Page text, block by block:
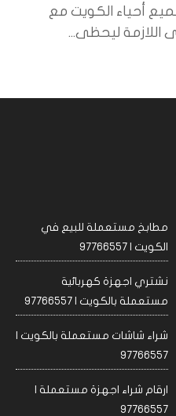
أحياء الكويت مع
اللازمة ليحظى...
مطابخ مستعملة للبيع في
الكويت | 97766557
نشتري اجهزة كهربائية
مستعملة بالكويت | 97766557
شراء شاشات مستعملة بالكويت |
97766557
ارقام شراء اجهزة مستعملة |
97766557